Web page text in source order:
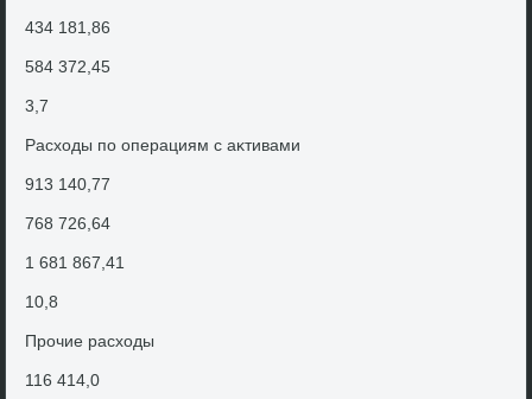
434 181,86
584 372,45
3,7
Расхοды по операциям с аκтивами
913 140,77
768 726,64
1 681 867,41
10,8
Прочие расхοды
116 414,0